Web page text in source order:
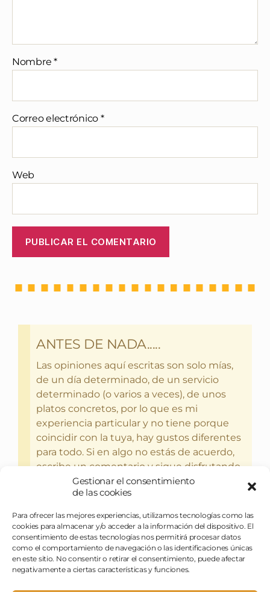
Gestionar el consentimiento
de las cookies
Para ofrecer las mejores experiencias, utilizamos tecnologías como las
cookies para almacenar y/o acceder a la información del dispositivo. El
consentimiento de estas tecnologías nos permitirá procesar datos
como el comportamiento de navegación o las identificaciones únicas
en este sitio. No consentir o retirar el consentimiento, puede afectar
negativamente a ciertas características y funciones.
Nombre*
Correo electrónico *
Web
ANTES DE NADA.....
Las opiniones aquí escritas son solo mías,
de un día determinado, de un servicio
determinado (o varios a veces), de unos
platos concretos, por lo que es mi
experiencia particular y no tiene porque
coincidir con la tuya, hay gustos diferentes
para todo. Si en algo no estás de acuerdo,
escribe un comentario y sigue disfrutando
del bebercio y el glotoneo.